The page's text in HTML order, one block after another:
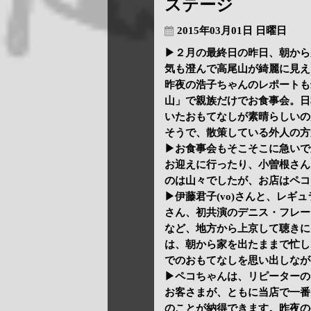
ステージ
2015年03月01日 日曜日
▶２月の最終日の昨日、朝か
気も澄んで高尾山が綺麗に見
昨夜の浩子ちゃんのレポート
山」で親族だけでお食事会。
いたおもてなしが素晴らしい
そうで、散策している外人の
▶お食事会もそこそこに急い
お迎えに行ったり、小曽根さ
のは山々でしたが、お店はペ
▶伊藤君子(vo)さんと、レギ
さん、初共演のデニス・フレ
など、地方から上京して聴き
は、朝から家を出たままで忙
でのおもてなしを思い出しな
▶ペコちゃんは、リピーター
お客さまが、ともに当店で一
のことが納得できます。昨夜